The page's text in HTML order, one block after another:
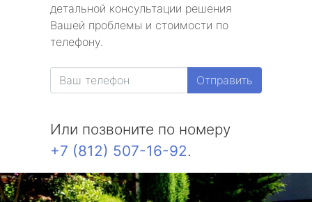
детальной консультации решения
Вашей проблемы и стоимости по
телефону.
Отправить
Или позвоните по номеру
+7 (812) 507-16-92.